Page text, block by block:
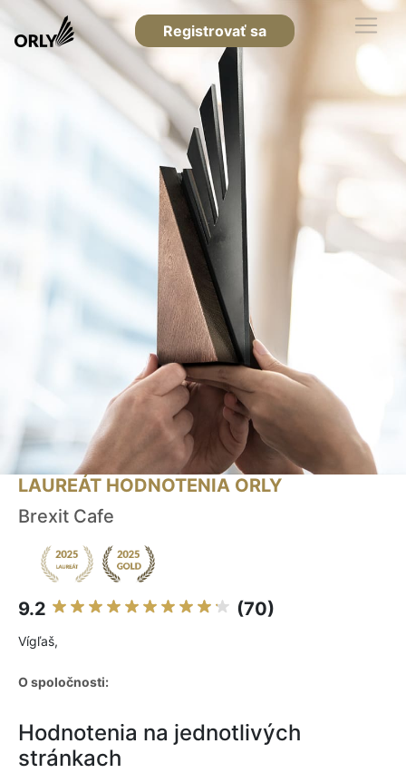
Registrovať sa
LAUREÁT HODNOTENIA ORLY
Brexit Cafe
9.2 (70)
Vígľaš,
O spoločnosti:
Hodnotenia na jednotlivých
stránkach